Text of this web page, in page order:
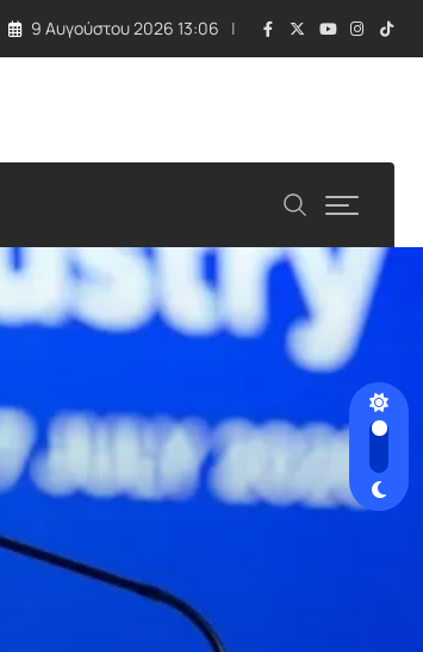
9 Αυγούστου 2026 13:06